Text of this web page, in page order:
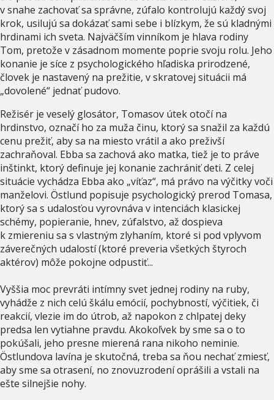
v snahe zachovať sa správne, zúfalo kontrolujú každý svoj
krok, usilujú sa dokázať sami sebe i blízkym, že sú kladnými
hrdinami ich sveta. Najväčším vinníkom je hlava rodiny
Tom, pretože v zásadnom momente poprie svoju rolu. Jeho
konanie je síce z psychologického hľadiska prirodzené,
človek je nastavený na prežitie, v skratovej situácii má
„dovolené“ jednať pudovo.
Režisér je veselý glosátor, Tomasov útek otočí na
hrdinstvo, označí ho za muža činu, ktorý sa snažil za každú
cenu prežiť, aby sa na miesto vrátil a ako preživší
zachraňoval. Ebba sa zachová ako matka, tiež je to práve
inštinkt, ktorý definuje jej konanie zachrániť deti. Z celej
situácie vychádza Ebba ako „víťaz“, má právo na výčitky voči
manželovi. Östlund popisuje psychologický prerod Tomasa,
ktorý sa s udalosťou vyrovnáva v intenciách klasickej
schémy, popieranie, hnev, zúfalstvo, až dospieva
k zmiereniu sa s vlastným zlyhaním, ktoré si pod vplyvom
záverečných udalostí (ktoré preveria všetkých štyroch
aktérov) môže pokojne odpustiť...
Vyššia moc prevráti intímny svet jednej rodiny na ruby,
vyhádže z nich celú škálu emócií, pochybností, výčitiek, či
reakcií, vlezie im do útrob, až napokon z chlpatej deky
predsa len vytiahne pravdu. Akokoľvek by sme sa o to
pokúšali, jeho presne mierená rana nikoho neminie.
Östlundova lavína je skutočná, treba sa ňou nechať zmiesť,
aby sme sa otrasení, no znovuzrodení oprášili a vstali na
ešte silnejšie nohy.